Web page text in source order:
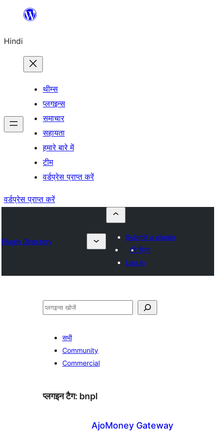
सामग्री
जाएं
Hindi
थीम्स
प्लगइन्स
समाचार
सहायता
हमारे बारे में
टीम
वर्डप्रेस प्राप्त करें
वर्डप्रेस प्राप्त करें
Plugin Directory
Submit a plugin
मेरे प्रिय
Log in
खोजें
सभी
Community
Commercial
प्लगइन टैग: bnpl
AjoMoney Gateway